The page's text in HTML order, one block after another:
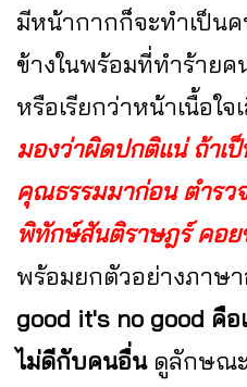
มีหน้ากากก็จะทำเป็น
ข้างในพร้อมที่ทำร้ายค
หรือเรียกว่าหน้าเนื้อใจ
มองว่าผิดปกติแน่ ถ้าเ
คุณธรรมมาก่อน ตำรว
พิทักษ์สันติราษฎร์ คอย
พร้อมยกตัวอย่างภาษ
good it's no good คือ
ไม่ดีกับคนอื่น ดูลักษณ